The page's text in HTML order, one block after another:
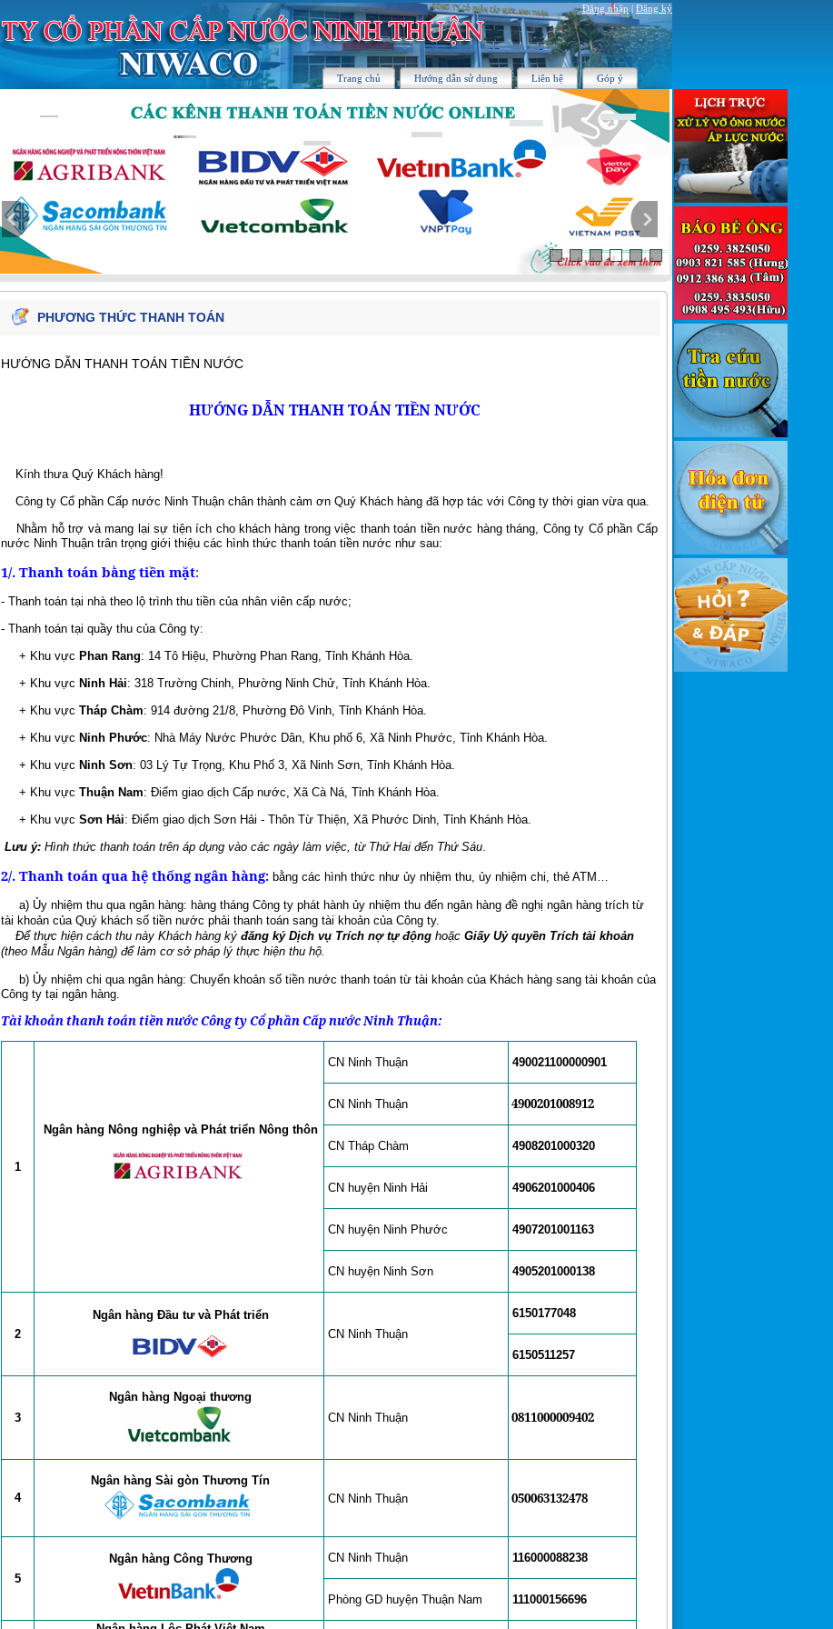
Đăng nhập | Đăng ký
Trang chủ Hướng dẫn sử dụng Liên hệ Góp ý
PHƯƠNG THỨC THANH TOÁN
HƯỚNG DẪN THANH TOÁN TIỀN NƯỚC
HƯỚNG DẪN THANH TOÁN TIỀN NƯỚC
Kính thưa Quý Khách hàng!
Công ty Cổ phần Cấp nước Ninh Thuận chân thành cảm ơn Quý Khách hàng đã hợp tác với Công ty thời gian vừa qua.
Nhằm hỗ trợ và mang lại sự tiện ích cho khách hàng trong việc thanh toán tiền nước hàng tháng, Công ty Cổ phần Cấp
nước Ninh Thuận trân trọng giới thiệu các hình thức thanh toán tiền nước như sau:
1/. Thanh toán bằng tiền mặt:
- Thanh toán tại nhà theo lộ trình thu tiền của nhân viên cấp nước;
- Thanh toán tại quầy thu của Công ty:
+ Khu vực Phan Rang: 14 Tô Hiệu, Phường Phan Rang, Tỉnh Khánh Hòa.
+ Khu vực Ninh Hải: 318 Trường Chinh, Phường Ninh Chử, Tỉnh Khánh Hòa.
+ Khu vực Tháp Chàm: 914 đường 21/8, Phường Đô Vinh, Tỉnh Khánh Hòa.
+ Khu vực Ninh Phước: Nhà Máy Nước Phước Dân, Khu phố 6, Xã Ninh Phước, Tỉnh Khánh Hòa.
+ Khu vực Ninh Sơn: 03 Lý Tự Trọng, Khu Phố 3, Xã Ninh Sơn, Tỉnh Khánh Hòa.
+ Khu vực Thuận Nam: Điểm giao dịch Cấp nước, Xã Cà Ná, Tỉnh Khánh Hòa.
+ Khu vực Sơn Hải: Điểm giao dịch Sơn Hải - Thôn Từ Thiện, Xã Phước Dinh, Tỉnh Khánh Hòa.
Lưu ý:Hình thức thanh toán trên áp dụng vào các ngày làm việc, từ Thứ Hai đến Thứ Sáu.
2/. Thanh toán qua hệ thống ngân hàng: bằng các hình thức như ủy nhiệm thu, ủy nhiệm chi, thẻ ATM…
a) Ủy nhiệm thu qua ngân hàng: hàng tháng Công ty phát hành ủy nhiệm thu đến ngân hàng đề nghị ngân hàng trích từ
tài khoản của Quý khách số tiền nước phải thanh toán sang tài khoản của Công ty.
Để thực hiện cách thu này Khách hàng ký đăng ký Dịch vụ Trích nợ tự độnghoặc Giấy Uỷ quyền Trích tài khoản
(theo Mẫu Ngân hàng) để làm cơ sở pháp lý thực hiện thu hộ.
b) Ủy nhiệm chi qua ngân hàng: Chuyển khoản số tiền nước thanh toán từ tài khoản của Khách hàng sang tài khoản của
Công ty tại ngân hàng.
Tài khoản thanh toán tiền nước Công ty Cổ phần Cấp nước Ninh Thuận:
1
Ngân hàng Nông nghiệp và Phát triển Nông thôn
CN Ninh Thuận 490021100000901
CN Ninh Thuận 4900201008912
CN Tháp Chàm 4908201000320
CN huyện Ninh Hải 4906201000406
CN huyện Ninh Phước 4907201001163
CN huyện Ninh Sơn 4905201000138
2
Ngân hàng Đầu tư và Phát triển
CN Ninh Thuận
6150177048
6150511257
3
Ngân hàng Ngoại thương
CN Ninh Thuận 0811000009402
4
Ngân hàng Sài gòn Thương Tín
CN Ninh Thuận 050063132478
5
Ngân hàng Công Thương CN Ninh Thuận 116000088238
Phòng GD huyện Thuận Nam 111000156696